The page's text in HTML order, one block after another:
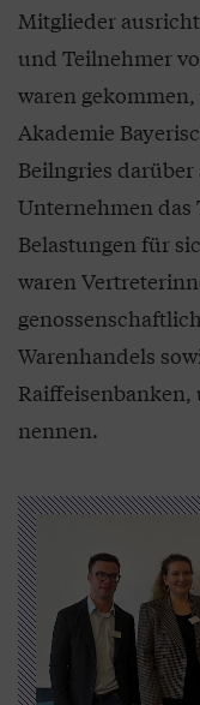
Mitglieder
und Teilnehmer
waren
Akademie
Beilngries
Unternehmen
Belastungen für
waren
Warenhandels
nennen.